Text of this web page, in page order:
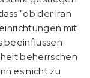
"ob der Iran
mit
beeinflussen
beherrschen
es nicht zu